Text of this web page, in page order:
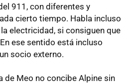
911, con diferentes y
cierto tiempo. Habla incluso
electricidad, si consiguen que
ese sentido está incluso
socio externo.
de Meo no concibe Alpine sin